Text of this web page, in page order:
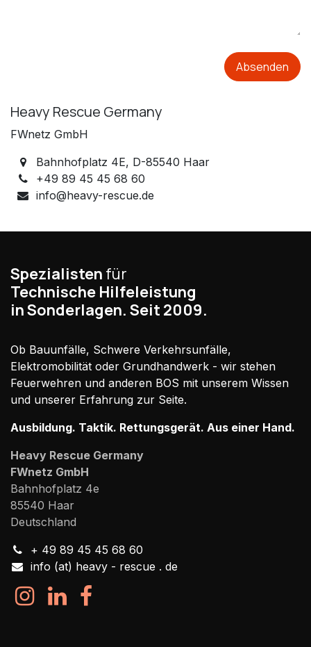
Absenden
Heavy Rescue Germany
FWnetz GmbH
Bahnhofplatz 4E, D-85540 Haar
+49 89 45 45 68 60
info@heavy-rescue.de
Spezialisten für
Technische Hilfeleistung
in Sonderlagen. Seit 2009.
Ob Bauunfälle, Schwere Verkehrsunfälle,
Elektromobilität oder Grundhandwerk - wir stehen
Feuerwehren und anderen BOS mit unserem Wissen
und unserer Erfahrung zur Seite.
Ausbildung. Taktik. Rettungsgerät. Aus einer Hand.
Heavy Rescue Germany
FWnetz GmbH
Bahnhofplatz 4e
85540 Haar
Deutschland
+ 49 89 45 45 68 60
info (at) heavy - rescue . de